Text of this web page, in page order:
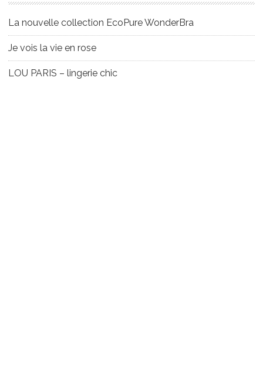
La nouvelle collection EcoPure WonderBra
Je vois la vie en rose
LOU PARIS – lingerie chic